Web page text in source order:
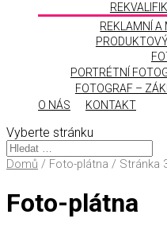
REKLAMNÍ A
PORTRÉTNÍ
FOTOGRAF –
O NÁS
KONTAKT
Vyberte stránku
Domů / Foto-plátna / Stránka
Foto-plátna